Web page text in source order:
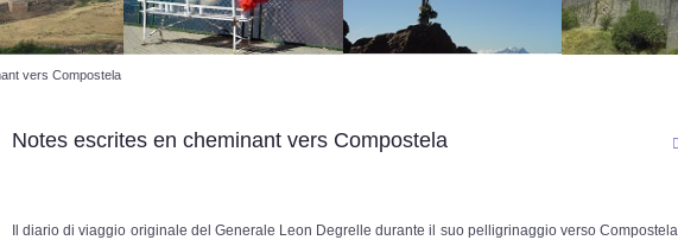
vers Compostela
Notes escrites en cheminant vers Compostela
Il diario di viaggio originale del Generale Leon Degrelle durante il suo pelligrinaggio verso Compostela.